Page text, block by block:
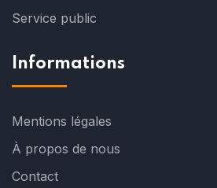
Service public
Informations
Mentions légales
À propos de nous
Contact